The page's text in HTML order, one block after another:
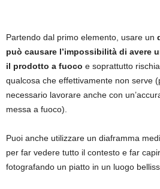
Partendo dal primo elemento, usare un
può causare l’impossibilità di avere
il prodotto a fuoco e soprattutto
qualcosa che effettivamente non serve
necessario lavorare anche con
messa a fuoco).
Puoi anche utilizzare un diaframma
per far vedere tutto il contesto e far
fotografando un piatto in un luogo